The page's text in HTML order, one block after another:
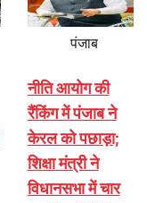
पंजाब
नीति आयोग की
रैंकिंग में पंजाब ने
केरल को पछाड़ा;
शिक्षा मंत्री ने
विधानसभा में चार